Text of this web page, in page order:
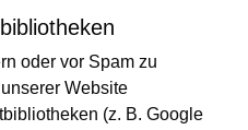
oder vor Spam zu
Website
(z. B. Google